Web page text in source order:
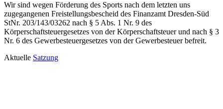
Wir sind wegen Förderung des Sports nach dem letzten uns
zugegangenen Freistellungsbescheid des Finanzamt Dresden-Süd
StNr. 203/143/03262 nach § 5 Abs. 1 Nr. 9 des
Körperschaftsteuergesetzes von der Körperschaftsteuer und nach § 3
Nr. 6 des Gewerbesteuergesetzes von der Gewerbesteuer befreit.
Aktuelle Satzung